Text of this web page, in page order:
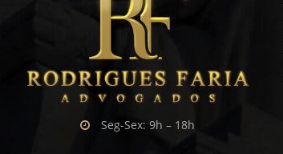
Seg-Sex: 9h – 18h